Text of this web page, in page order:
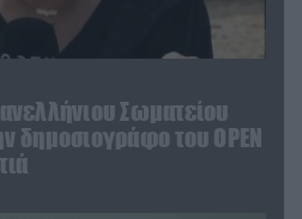
Σωματείου
δημοσιογράφο του OPEN